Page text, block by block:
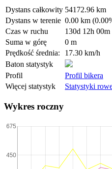
Dystans całkowity 54172.96 km
Dystans w terenie 0.00 km
Czas w ruchu
130d 12h 00m
Suma w górę
0 m
Prędkość średnia:
17.30 km/h
Baton statystyk
Profil
Profil bikera
Więcej statystyk
Statystyki
Wykres roczny